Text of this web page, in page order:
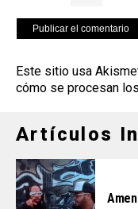
Este sitio usa
cómo se procesan
Artículos